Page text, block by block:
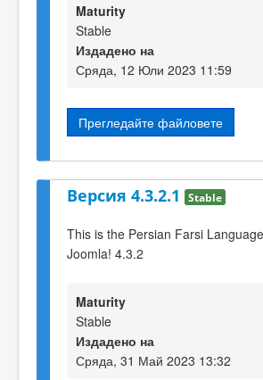
Maturity
Stable
Издадено на
Сряда, 12 Юли 2023 11:59
Прегледайте файловете
Версия 4.3.2.1 Stable
This is the Persian Farsi
Joomla! 4.3.2
Maturity
Stable
Издадено на
Сряда, 31 Май 2023 13:32